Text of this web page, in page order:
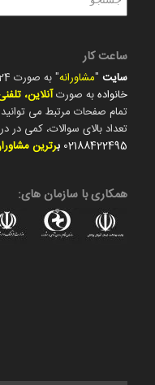
ساعت کار
سایت"مشاورانه" به صورت 24 ساعته در زمینه های
خانوادهبه صورتآنلاین،
تمام صفحات مرتبط می
تعداد بالای سوالات، کمی در
02188422495 برترین
همکاری با سازمان های: